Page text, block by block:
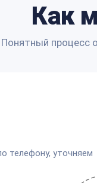
Как
Понятный процесс
телефону, уточняем